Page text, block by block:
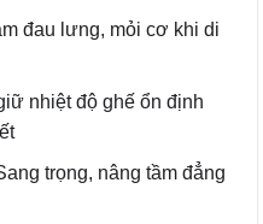
đau lưng, mỏi cơ khi di
nhiệt độ ghế ổn định
trọng, nâng tầm đẳng